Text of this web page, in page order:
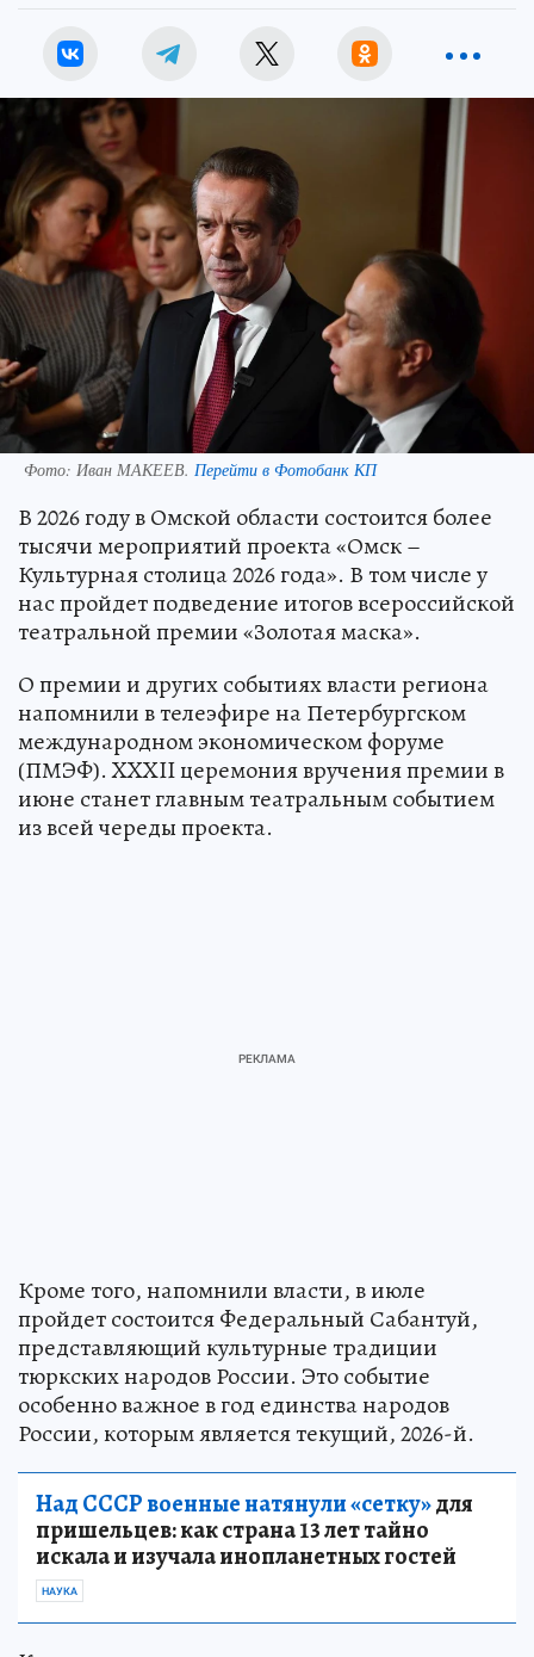
Фото: Иван МАКЕЕВ. Перейти в Фотобанк КП
В 2026 году в Омской области состоится более
тысячи мероприятий проекта «Омск –
Культурная столица 2026 года». В том числе у
нас пройдет подведение итогов всероссийской
театральной премии «Золотая маска».
О премии и других событиях власти региона
напомнили в телеэфире на Петербургском
международном экономическом форуме
(ПМЭФ). XXXII церемония вручения премии в
июне станет главным театральным событием
из всей череды проекта.
Кроме того, напомнили власти, в июле
пройдет состоится Федеральный Сабантуй,
представляющий культурные традиции
тюркских народов России. Это событие
особенно важное в год единства народов
России, которым является текущий, 2026-й.
Над СССР военные натянули «сетку»для
пришельцев: как страна 13 лет тайно
искала и изучала инопланетных гостей
НАУКА